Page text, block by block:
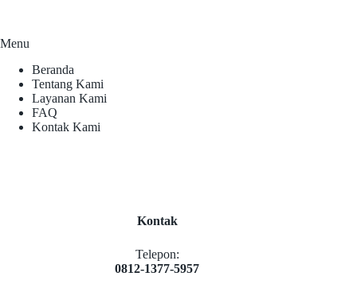
Menu
Beranda
Tentang Kami
Layanan Kami
FAQ
Kontak Kami
Kontak
Telepon:
0812-1377-5957